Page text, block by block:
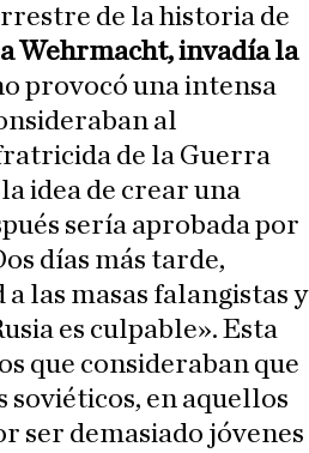
de la historia de
Wehrmacht, invadía la
provocó una intensa
al
de la Guerra
idea de crear una
sería aprobada por
días más tarde,
las masas falangistas y
es culpable». Esta
que consideraban que
soviéticos, en aquellos
ser demasiado jóvenes